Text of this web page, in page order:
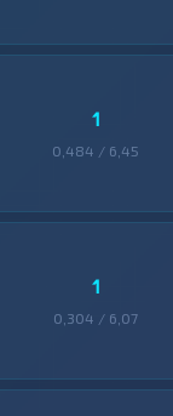
1
0,484 / 6,45
1
0,304 / 6,07